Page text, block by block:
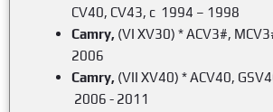
CV40, CV43, c 1994 – 1998
Camry, (VI XV30) * ACV3#,
2006
Camry, (VII XV40) * ACV40,
2006 - 2011